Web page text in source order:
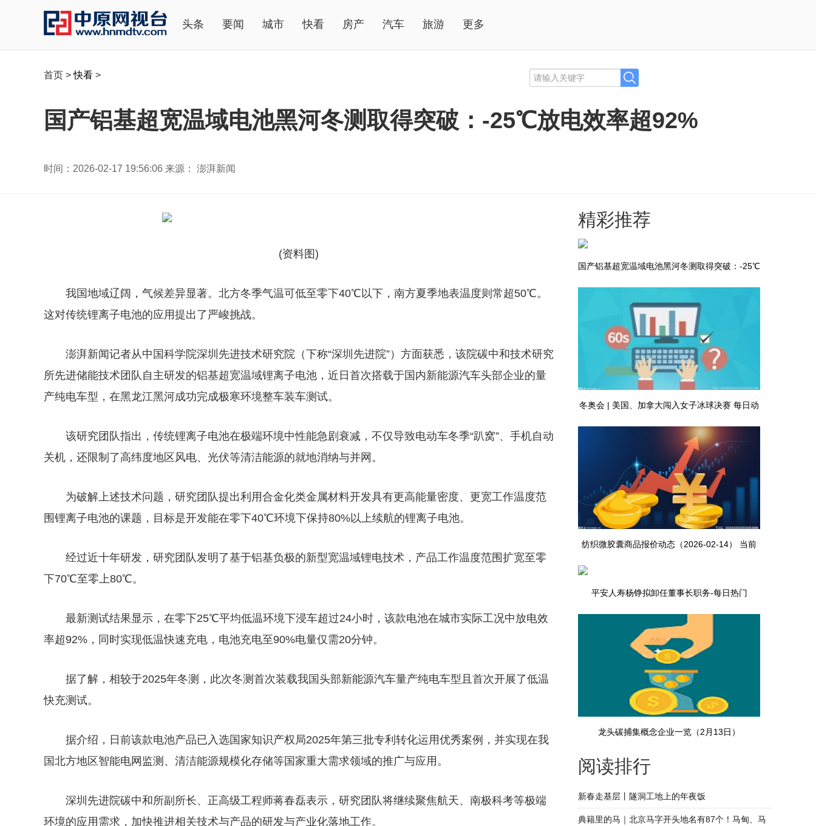
头条 要闻 城市 快看 房产 汽车 旅游 更多
首页 >快看 >
国产铝基超宽温域电池黑河冬测取得突破：-25℃放电效率超92%
时间：2026-02-17 19:56:06 来源： 澎湃新闻
(资料图)
我国地域辽阔，气候差异显著。北方冬季气温可低至零下40℃以下，南方夏季地表温度则常超50℃。
这对传统锂离子电池的应用提出了严峻挑战。
澎湃新闻记者从中国科学院深圳先进技术研究院（下称“深圳先进院”）方面获悉，该院碳中和技术研究
所先进储能技术团队自主研发的铝基超宽温域锂离子电池，近日首次搭载于国内新能源汽车头部企业的量
产纯电车型，在黑龙江黑河成功完成极寒环境整车装车测试。
该研究团队指出，传统锂离子电池在极端环境中性能急剧衰减，不仅导致电动车冬季“趴窝”、手机自动
关机，还限制了高纬度地区风电、光伏等清洁能源的就地消纳与并网。
为破解上述技术问题，研究团队提出利用合金化类金属材料开发具有更高能量密度、更宽工作温度范
围锂离子电池的课题，目标是开发能在零下40℃环境下保持80%以上续航的锂离子电池。
经过近十年研发，研究团队发明了基于铝基负极的新型宽温域锂电技术，产品工作温度范围扩宽至零
下70℃至零上80℃。
最新测试结果显示，在零下25℃平均低温环境下浸车超过24小时，该款电池在城市实际工况中放电效
率超92%，同时实现低温快速充电，电池充电至90%电量仅需20分钟。
据了解，相较于2025年冬测，此次冬测首次装载我国头部新能源汽车量产纯电车型且首次开展了低温
快充测试。
据介绍，日前该款电池产品已入选国家知识产权局2025年第三批专利转化运用优秀案例，并实现在我
国北方地区智能电网监测、清洁能源规模化存储等国家重大需求领域的推广与应用。
深圳先进院碳中和所副所长、正高级工程师蒋春磊表示，研究团队将继续聚焦航天、南极科考等极端
环境的应用需求，加快推进相关技术与产品的研发与产业化落地工作。
精彩推荐
国产铝基超宽温域电池黑河冬测取得突破：-25℃
冬奥会 | 美国、加拿大闯入女子冰球决赛 每日动
纺织微胶囊商品报价动态（2026-02-14） 当前
平安人寿杨铮拟卸任董事长职务-每日热门
龙头碳捕集概念企业一览（2月13日）
阅读排行
新春走基层丨隧洞工地上的年夜饭
典籍里的马｜北京马字开头地名有87个！马甸、马